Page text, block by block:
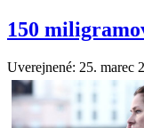
150
Uverejnené: 25. marec